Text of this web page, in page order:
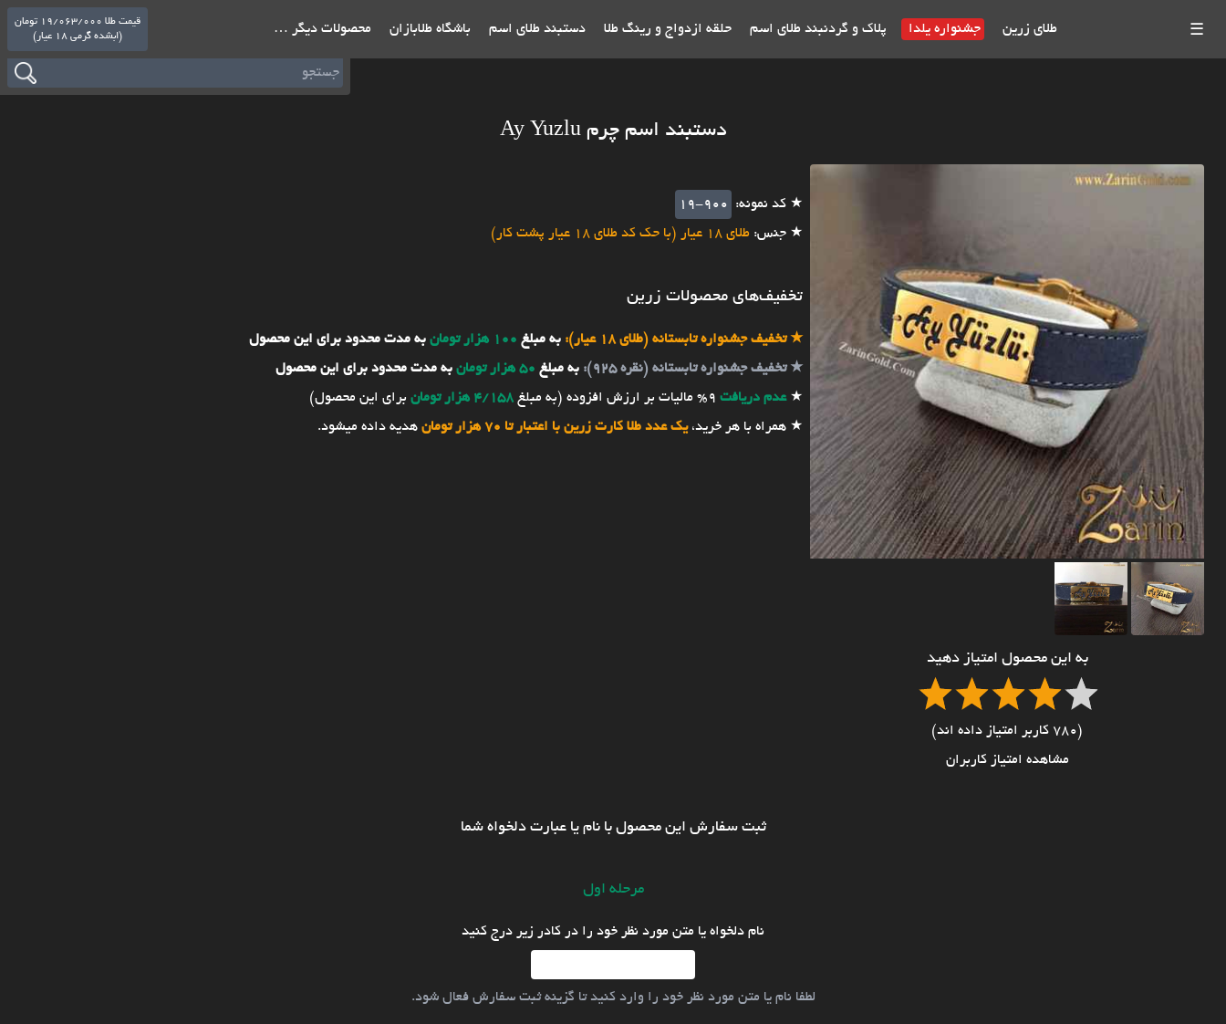
☰ طلای زرین جشنواره یلدا پلاک و گردنبند طلای اسم حلقه ازدواج و رینگ طلا دستبند طلای اسم باشگاه طلابازان محصولات دیگر …
قیمت طلا 19/063/000 تومان
(ابشده گرمی 18 عیار)
دستبند اسم چرم Ay Yuzlu
به این محصول امتیاز دهید
(780 کاربر امتیاز داده اند)
مشاهده امتیاز کاربران
★ کد نمونه:
19-900
★ جنس: طلای 18 عیار (با حک کد طلای 18 عیار پشت کار)
تخفیف‌های محصولات زرین
★تخفیف جشنواره تابستانه (طلای 18 عیار): به مبلغ 100 هزار تومان
به مدت محدود برای این محصول
★تخفیف جشنواره تابستانه (نقره 925): به مبلغ 50 هزار تومان
به مدت محدود برای این محصول
★عدم دریافت 9% مالیات بر ارزش افزوده (به مبلغ 4/158 هزار تومان
برای این محصول)
★ همراه با هر خرید،یک عدد طلا کارت زرین با اعتبار تا 70 هزار تومان هدیه داده میشود.
ثبت سفارش این محصول با نام یا عبارت دلخواه شما
مرحله اول
نام دلخواه یا متن مورد نظر خود را در کادر زیر درج کنید
لطفا نام یا متن مورد نظر خود را وارد کنید تا گزینه ثبت سفارش فعال شود.